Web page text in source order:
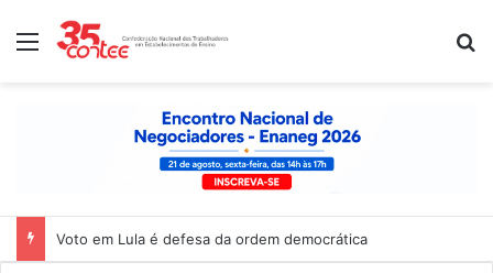
Menu
Voto em Lula é defesa da ordem democrática